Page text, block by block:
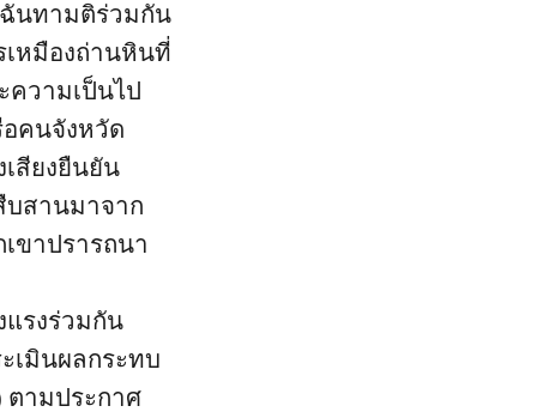
ฉันทามติร่วมกัน
เหมืองถ่านหินที่
วามเป็นไป
คนจังหวัด
สียงยืนยัน
บสานมาจาก
ขาปรารถนา
รงร่วมกัน
เมินผลกระทบ
ตามประกาศ